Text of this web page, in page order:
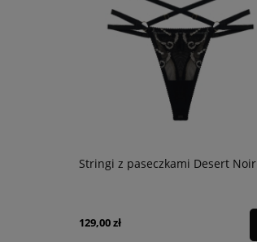
Stringi z paseczkami Desert Noir
129,00 zł